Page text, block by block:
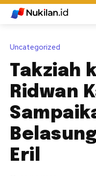
Uncategorized
Takziah
Ridwan
Eril